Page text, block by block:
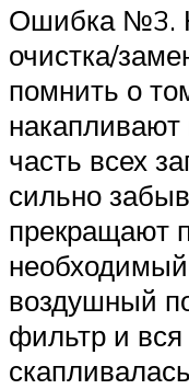
Ошибка №3.
очистка/
помнить о
часть всех
сильно
прекращают
воздушный
фильтр и вся